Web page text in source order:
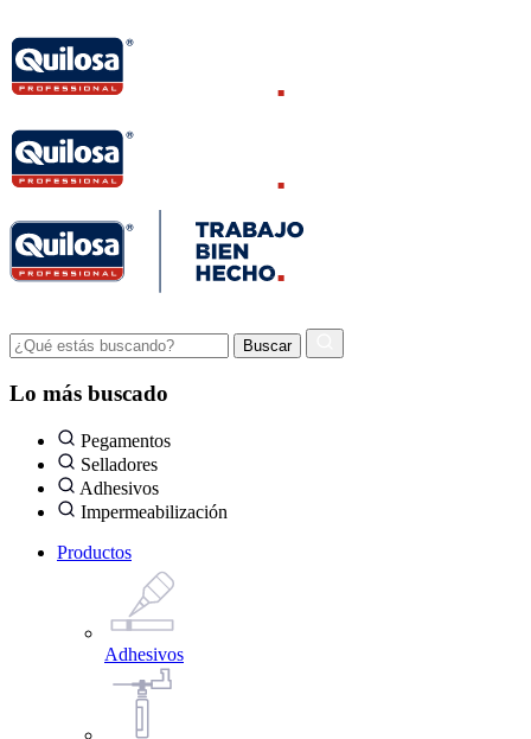
Lo más buscado
Pegamentos
Selladores
Adhesivos
Impermeabilización
Productos
Adhesivos